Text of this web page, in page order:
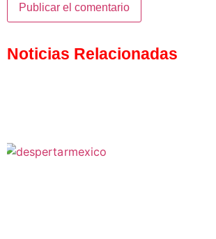
Noticias Relacionadas